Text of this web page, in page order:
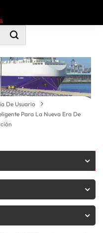
De Usuario
Para La Nueva Era De